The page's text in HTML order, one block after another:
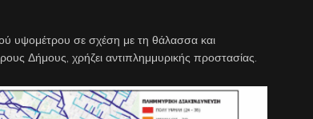
υψομέτρου σε σχέση με τη θάλασσα και
Δήμους, χρήζει αντιπλημμυρικής προστασίας.